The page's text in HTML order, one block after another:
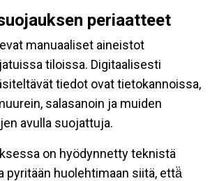
periaatteet
manuaaliset aineistot
tiloissa. Digitaalisesti
tiedot ovat tietokannoissa,
salasanoin ja muiden
avulla suojattuja.
on hyödynnetty teknistä
pyritään huolehtimaan siitä, että̈